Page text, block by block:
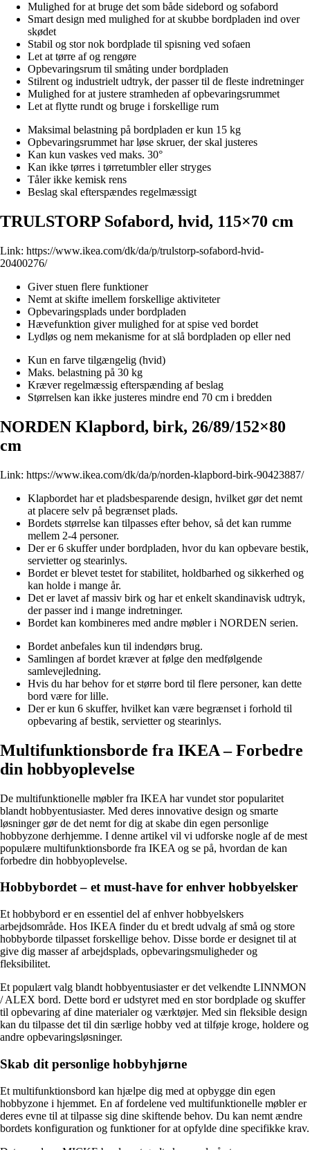
Mulighed for at bruge det som både sidebord og sofabord
Smart design med mulighed for at skubbe bordpladen ind over
skødet
Stabil og stor nok bordplade til spisning ved sofaen
Let at tørre af og rengøre
Opbevaringsrum til småting under bordpladen
Stilrent og industrielt udtryk, der passer til de fleste indretninger
Mulighed for at justere stramheden af opbevaringsrummet
Let at flytte rundt og bruge i forskellige rum
Maksimal belastning på bordpladen er kun 15 kg
Opbevaringsrummet har løse skruer, der skal justeres
Kan kun vaskes ved maks. 30°
Kan ikke tørres i tørretumbler eller stryges
Tåler ikke kemisk rens
Beslag skal efterspændes regelmæssigt
TRULSTORP Sofabord, hvid, 115×70 cm
Link: https://www.ikea.com/dk/da/p/trulstorp-sofabord-hvid-
20400276/
Giver stuen flere funktioner
Nemt at skifte imellem forskellige aktiviteter
Opbevaringsplads under bordpladen
Hævefunktion giver mulighed for at spise ved bordet
Lydløs og nem mekanisme for at slå bordpladen op eller ned
Kun en farve tilgængelig (hvid)
Maks. belastning på 30 kg
Kræver regelmæssig efterspænding af beslag
Størrelsen kan ikke justeres mindre end 70 cm i bredden
NORDEN Klapbord, birk, 26/89/152×80
cm
Link: https://www.ikea.com/dk/da/p/norden-klapbord-birk-90423887/
Klapbordet har et pladsbesparende design, hvilket gør det nemt
at placere selv på begrænset plads.
Bordets størrelse kan tilpasses efter behov, så det kan rumme
mellem 2-4 personer.
Der er 6 skuffer under bordpladen, hvor du kan opbevare bestik,
servietter og stearinlys.
Bordet er blevet testet for stabilitet, holdbarhed og sikkerhed og
kan holde i mange år.
Det er lavet af massiv birk og har et enkelt skandinavisk udtryk,
der passer ind i mange indretninger.
Bordet kan kombineres med andre møbler i NORDEN serien.
Bordet anbefales kun til indendørs brug.
Samlingen af bordet kræver at følge den medfølgende
samlevejledning.
Hvis du har behov for et større bord til flere personer, kan dette
bord være for lille.
Der er kun 6 skuffer, hvilket kan være begrænset i forhold til
opbevaring af bestik, servietter og stearinlys.
Multifunktionsborde fra IKEA – Forbedre
din hobbyoplevelse
De multifunktionelle møbler fra IKEA har vundet stor popularitet
blandt hobbyentusiaster. Med deres innovative design og smarte
løsninger gør de det nemt for dig at skabe din egen personlige
hobbyzone derhjemme. I denne artikel vil vi udforske nogle af de mest
populære multifunktionsborde fra IKEA og se på, hvordan de kan
forbedre din hobbyoplevelse.
Hobbybordet – et must-have for enhver hobbyelsker
Et hobbybord er en essentiel del af enhver hobbyelskers
arbejdsområde. Hos IKEA finder du et bredt udvalg af små og store
hobbyborde tilpasset forskellige behov. Disse borde er designet til at
give dig masser af arbejdsplads, opbevaringsmuligheder og
fleksibilitet.
Et populært valg blandt hobbyentusiaster er det velkendte LINNMON
/ ALEX bord. Dette bord er udstyret med en stor bordplade og skuffer
til opbevaring af dine materialer og værktøjer. Med sin fleksible design
kan du tilpasse det til din særlige hobby ved at tilføje kroge, holdere og
andre opbevaringsløsninger.
Skab dit personlige hobbyhjørne
Et multifunktionsbord kan hjælpe dig med at opbygge din egen
hobbyzone i hjemmet. En af fordelene ved multifunktionelle møbler er
deres evne til at tilpasse sig dine skiftende behov. Du kan nemt ændre
bordets konfiguration og funktioner for at opfylde dine specifikke krav.